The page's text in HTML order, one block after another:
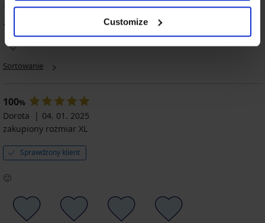
Customize
1 klientów oceniło produkt
100 klientów poleca produkt
Sortowanie
100%
Dorota
04. 01. 2025
zakupiony rozmiar XL
Sprawdzony klient
🙂